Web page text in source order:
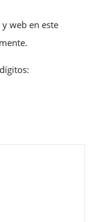
web en este